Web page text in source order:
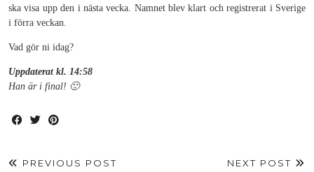
ska visa upp den i nästa vecka. Namnet blev klart och registrerat i Sverige
i förra veckan.
Vad gör ni idag?
Uppdaterat kl. 14:58
Han är i final! 🙂
PREVIOUS POST
NEXT POST